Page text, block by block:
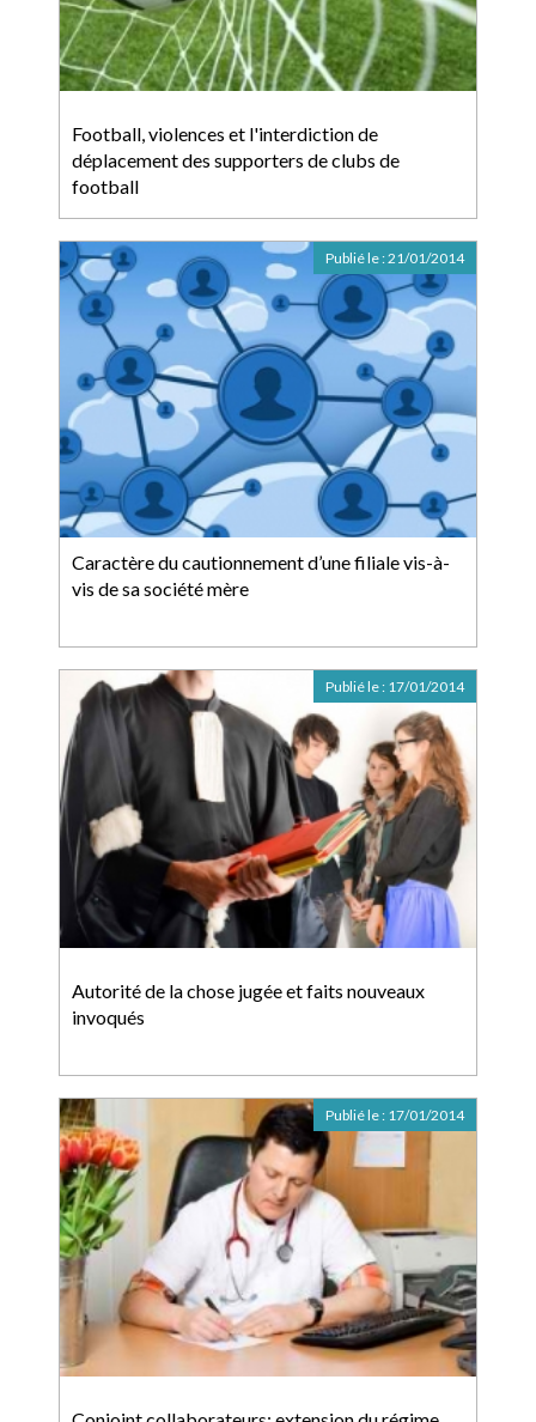
Football, violences et l'interdiction de
déplacement des supporters de clubs de
football
Caractère du cautionnement d’une filiale vis-à-
vis de sa société mère
Publié le :21/01/2014
Autorité de la chose jugée et faits nouveaux
invoqués
Publié le : 17/01/2014
Publié le : 17/01/2014